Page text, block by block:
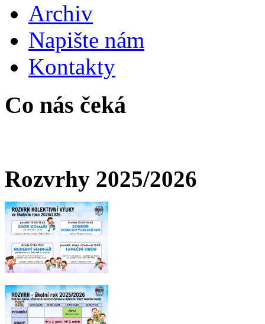
Archiv
Napište nám
Kontakty
Co nás čeká
Rozvrhy 2025/2026